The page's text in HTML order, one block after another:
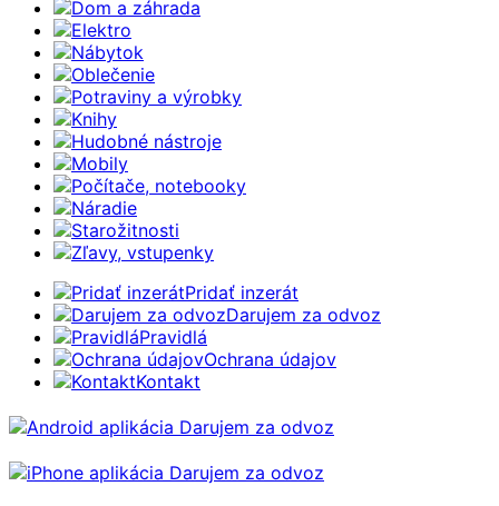
Dom a záhrada
Elektro
Nábytok
Oblečenie
Potraviny a výrobky
Knihy
Hudobné nástroje
Mobily
Počítače, notebooky
Náradie
Starožitnosti
Zľavy, vstupenky
Pridať inzerát
Darujem za odvoz
Pravidlá
Ochrana údajov
Kontakt